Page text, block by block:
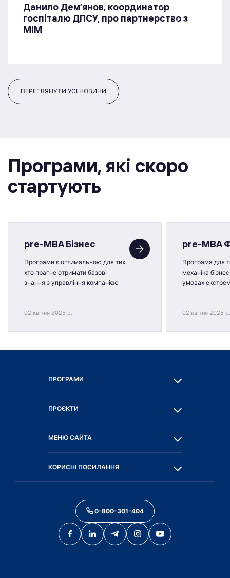
Данило Дем’янов, координатор
госпіталю ДПСУ, про партнерство з
МІМ
ПЕРЕГЛЯНУТИ УСІ НОВИНИ
Програми, якi скоро
стартують
pre-MBA Бізнес
Програми є оптимальною для тих,
хто прагне отримати базові
знання з управління компанією
02 квітня 2025 р.
pre-MBA
Програма для
механіка
умовах
02 квітня 2025 р.
ПРОГРАМИ
ПРОЄКТИ
МЕНЮ САЙТА
КОРИСНІ ПОСИЛАННЯ
0-800-301-404